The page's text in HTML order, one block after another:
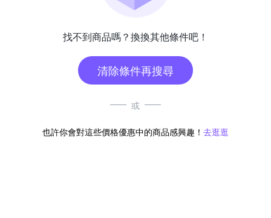
找不到商品嗎？換換其他條件吧！
清除條件再搜尋
或
也許你會對這些價格優惠中的商品感興趣！ 去逛逛